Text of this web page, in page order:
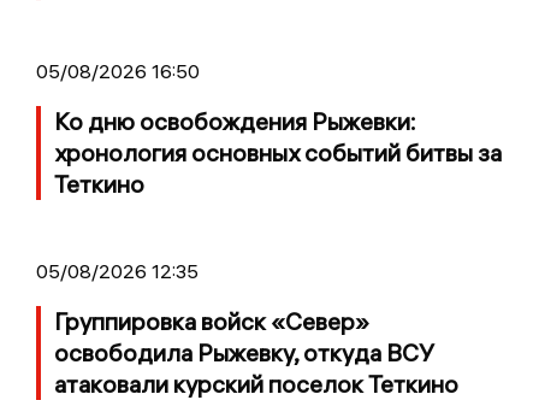
05/08/2026 16:50
Ко дню освобождения Рыжевки:
хронология основных событий битвы за
Теткино
05/08/2026 12:35
Группировка войск «Север»
освободила Рыжевку, откуда ВСУ
атаковали курский поселок Теткино